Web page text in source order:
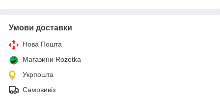
Умови доставки
Нова Пошта
Магазини Rozetka
Укрпошта
Самовивіз